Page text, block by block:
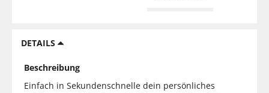
DETAILS
Beschreibung
Einfach in Sekundenschnelle dein persönliches